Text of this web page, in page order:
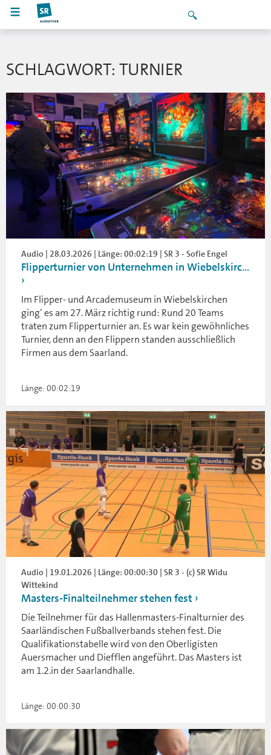
SCHLAGWORT: TURNIER
Audio | 28.03.2026 | Länge: 00:02:19 | SR 3 - Sofie Engel
Flipperturnier von Unternehmen in Wiebelskirc...
Im Flipper- und Arcademuseum in Wiebelskirchen
ging’ es am 27. März richtig rund: Rund 20 Teams
traten zum Flipperturnier an. Es war kein gewöhnliches
Turnier, denn an den Flippern standen ausschließlich
Firmen aus dem Saarland.
Länge: 00:02:19
Audio | 19.01.2026 | Länge: 00:00:30 | SR 3 - (c) SR Widu
Wittekind
Masters-Finalteilnehmer stehen fest
Die Teilnehmer für das Hallenmasters-Finalturnier des
Saarländischen Fußballverbands stehen fest. Die
Qualifikationstabelle wird von den Oberligisten
Auersmacher und Diefflen angeführt. Das Masters ist
am 1.2.in der Saarlandhalle.
Länge: 00:00:30